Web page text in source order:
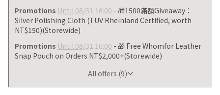
Promotions Until 08/31 16:00 - 🎁1500滿額Giveaway：
Silver Polishing Cloth (TÜV Rheinland Certified, worth
NT$150)(Storewide)
Promotions Until 08/31 16:00 - 🎁 Free Whomfor Leather
Snap Pouch on Orders NT$2,000+(Storewide)
All offers (9)